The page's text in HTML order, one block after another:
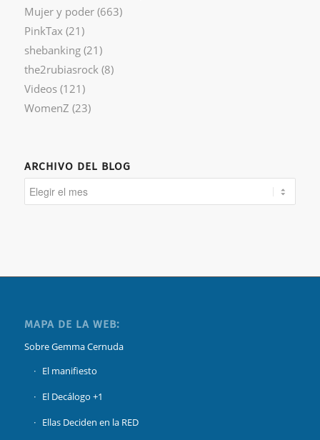
Mujer y poder(663)
PinkTax (21)
shebanking(21)
the2rubiasrock (8)
Videos(121)
WomenZ (23)
ARCHIVO DEL BLOG
MAPA DE LA WEB:
Sobre Gemma Cernuda
El manifiesto
El Decálogo +1
Ellas Deciden en la RED